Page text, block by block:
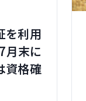
を利用
月末に
資格確